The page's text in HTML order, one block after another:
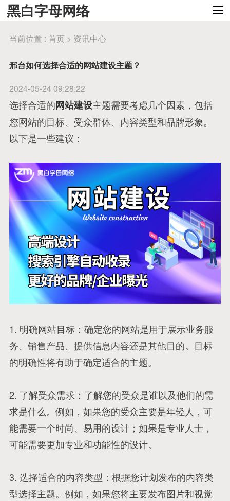
黑白字母网络
当前位置 : 首页 > 资讯中心
邢台如何选择合适的网站建设主题？
2024-05-24 09:28:22
选择合适的网站建设主题需要考虑几个因素，包括
您网站的目标、受众群体、内容类型和品牌形象。
以下是一些建议：
1. 明确网站目标：确定您的网站是用于展示业务服
务、销售产品、提供信息内容还是其他目的。目标
的明确性将有助于确定适合的主题。
2. 了解受众需求：了解您的受众是谁以及他们的需
求是什么。例如，如果您的受众主要是年轻人，可
能需要一个时尚、易用的设计；如果是专业人士，
可能需要更加专业和功能性的设计。
3. 选择适合的内容类型：根据您计划发布的内容类
型选择主题。例如，如果您将主要发布图片和视觉